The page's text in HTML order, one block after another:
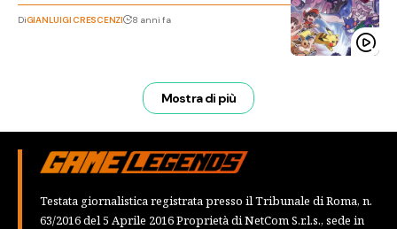
DiGIANLUIGI CRESCENZI 8 anni fa
Mostra di più
Testata giornalistica registrata presso il Tribunale di Roma, n.
63/2016 del 5 Aprile 2016 Proprietà di NetCom S.r.l.s., sede in